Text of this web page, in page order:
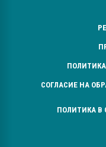
СОГЛАСИЕ НА
ПОЛИТИКА В